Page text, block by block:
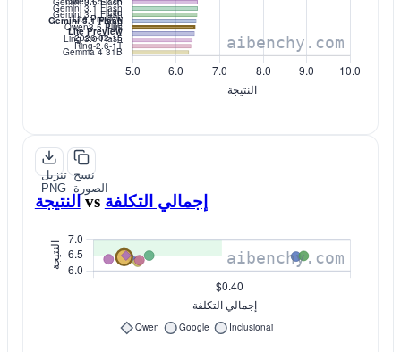
تنزيل
PNG
نسخ
الصورة
النتيجة vs إجمالي التكلفة